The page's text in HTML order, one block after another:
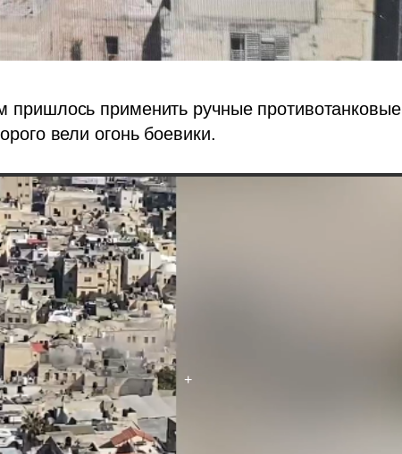
применить ручные противотанковые
вели огонь боевики.